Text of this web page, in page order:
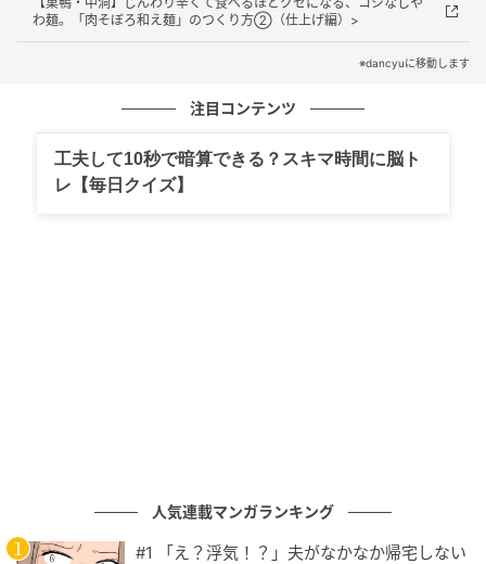
ライター。酒と発酵食品、着物などの手仕事をテーマ
本酒「宝剣」（広島県）
わ麺。「肉そぼろ和え麺」のつくり方②（仕上げ編）>
※dancyuに移動します
注目コンテンツ
工夫して10秒で暗算できる？スキマ時間に脳ト
レ【毎日クイズ】
人気連載マンガランキング
#1 「え？浮気！？」夫がなかなか帰宅しない